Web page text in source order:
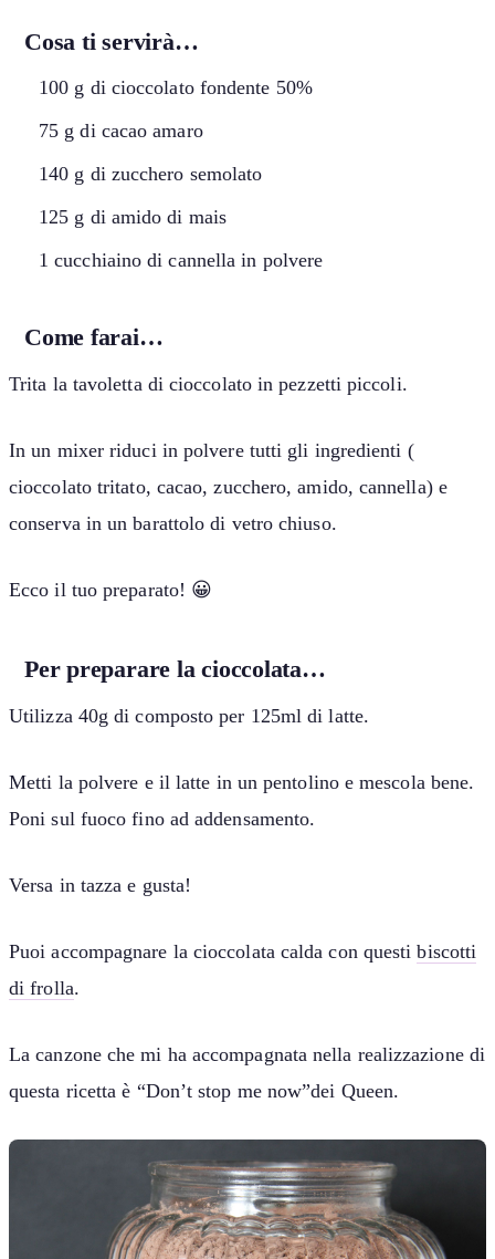
Cosa ti servirà…
100 g di cioccolato fondente 50%
75 g di cacao amaro
140 g di zucchero semolato
125 g di amido di mais
1 cucchiaino di cannella in polvere
Come farai…
Trita la tavoletta di cioccolato in pezzetti piccoli.
In un mixer riduci in polvere tutti gli ingredienti (
cioccolato tritato, cacao, zucchero, amido, cannella) e
conserva in un barattolo di vetro chiuso.
Ecco il tuo preparato! 😀
Per preparare la cioccolata…
Utilizza 40g di composto per 125ml di latte.
Metti la polvere e il latte in un pentolino e mescola bene.
Poni sul fuoco fino ad addensamento.
Versa in tazza e gusta!
Puoi accompagnare la cioccolata calda con questibiscotti
di frolla.
La canzone che mi ha accompagnata nella realizzazione di
questa ricetta è “Don’t stop me now”dei Queen.